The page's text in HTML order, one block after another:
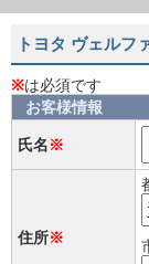
トヨタ ヴェルフ
※は必須です
お客様情報
氏名※
住所※